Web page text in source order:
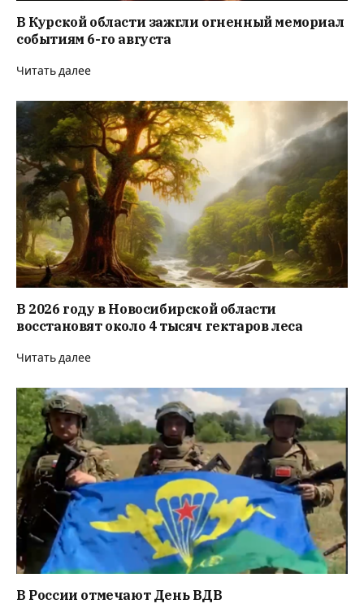
В Курской области зажгли огненный мемориал
событиям 6-го августа
Читать далее
В 2026 году в Новосибирской области
восстановят около 4 тысяч гектаров леса
Читать далее
В России отмечают День ВДВ